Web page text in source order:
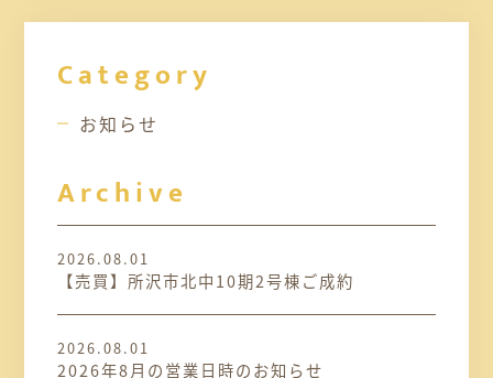
Category
お知らせ
Archive
2026.08.01
【売買】所沢市北中10期2号棟ご成約
2026.08.01
2026年8月の営業日時のお知らせ